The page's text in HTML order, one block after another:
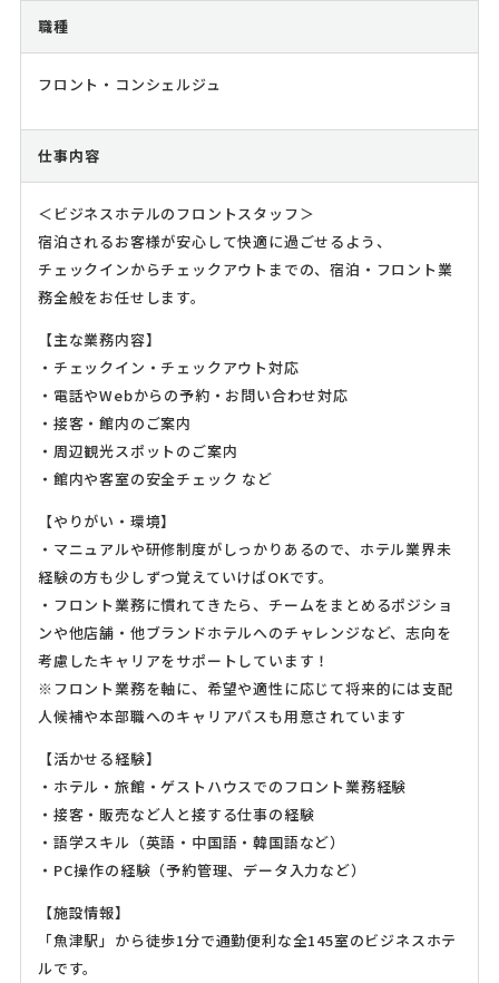
職種
フロント・コンシェルジュ
仕事内容
＜ビジネスホテルのフロントスタッフ＞
宿泊されるお客様が安心して快適に過ごせるよう、
チェックインからチェックアウトまでの、宿泊・フロント業
務全般をお任せします。
【主な業務内容】
・チェックイン・チェックアウト対応
・電話やWebからの予約・お問い合わせ対応
・接客・館内のご案内
・周辺観光スポットのご案内
・館内や客室の安全チェック など
【やりがい・環境】
・マニュアルや研修制度がしっかりあるので、ホテル業界未
経験の方も少しずつ覚えていけばOKです。
・フロント業務に慣れてきたら、チームをまとめるポジショ
ンや他店舗・他ブランドホテルへのチャレンジなど、志向を
考慮したキャリアをサポートしています！
※フロント業務を軸に、希望や適性に応じて将来的には支配
人候補や本部職へのキャリアパスも用意されています
【活かせる経験】
・ホテル・旅館・ゲストハウスでのフロント業務経験
・接客・販売など人と接する仕事の経験
・語学スキル（英語・中国語・韓国語など）
・PC操作の経験（予約管理、データ入力など）
【施設情報】
「魚津駅」から徒歩1分で通勤便利な全145室のビジネスホテ
ルです。